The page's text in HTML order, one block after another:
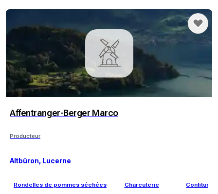
Affentranger-Berger Marco
Producteur
Altbüron, Lucerne
Rondelles de pommes séchées Charcuterie Confitures